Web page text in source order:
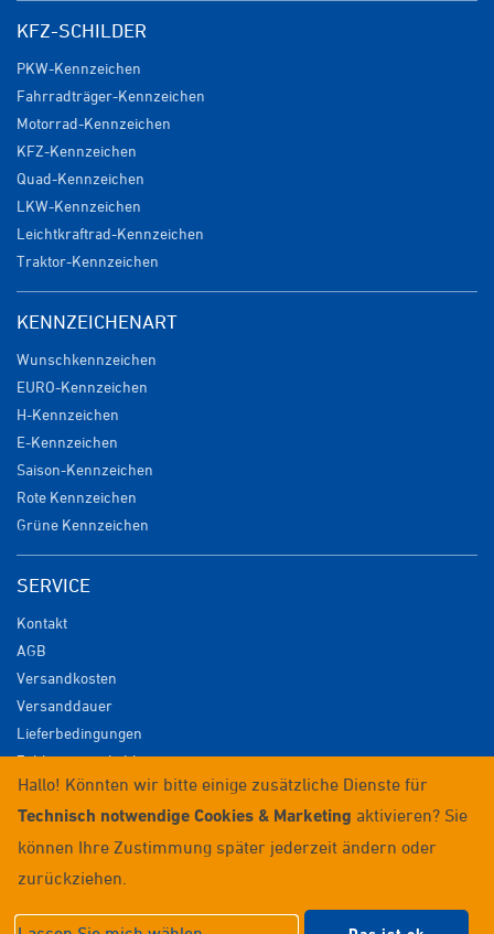
KFZ-SCHILDER
PKW-Kennzeichen
Fahrradträger-Kennzeichen
Motorrad-Kennzeichen
KFZ-Kennzeichen
Quad-Kennzeichen
LKW-Kennzeichen
Leichtkraftrad-Kennzeichen
Traktor-Kennzeichen
KENNZEICHENART
Wunschkennzeichen
EURO-Kennzeichen
H-Kennzeichen
E-Kennzeichen
Saison-Kennzeichen
Rote Kennzeichen
Grüne Kennzeichen
SERVICE
Kontakt
AGB
Versandkosten
Versanddauer
Lieferbedingungen
Zahlungsmöglichkeiten
Datenschutz
Impressum
Widerrufsrecht
Anmelden / Registrieren
© 2026 Wunschkennzeichenversand
Hallo! Könnten wir bitte einige zusätzliche Dienste für
Technisch notwendige Cookies & Marketing aktivieren? Sie
können Ihre Zustimmung später jederzeit ändern oder
zurückziehen.